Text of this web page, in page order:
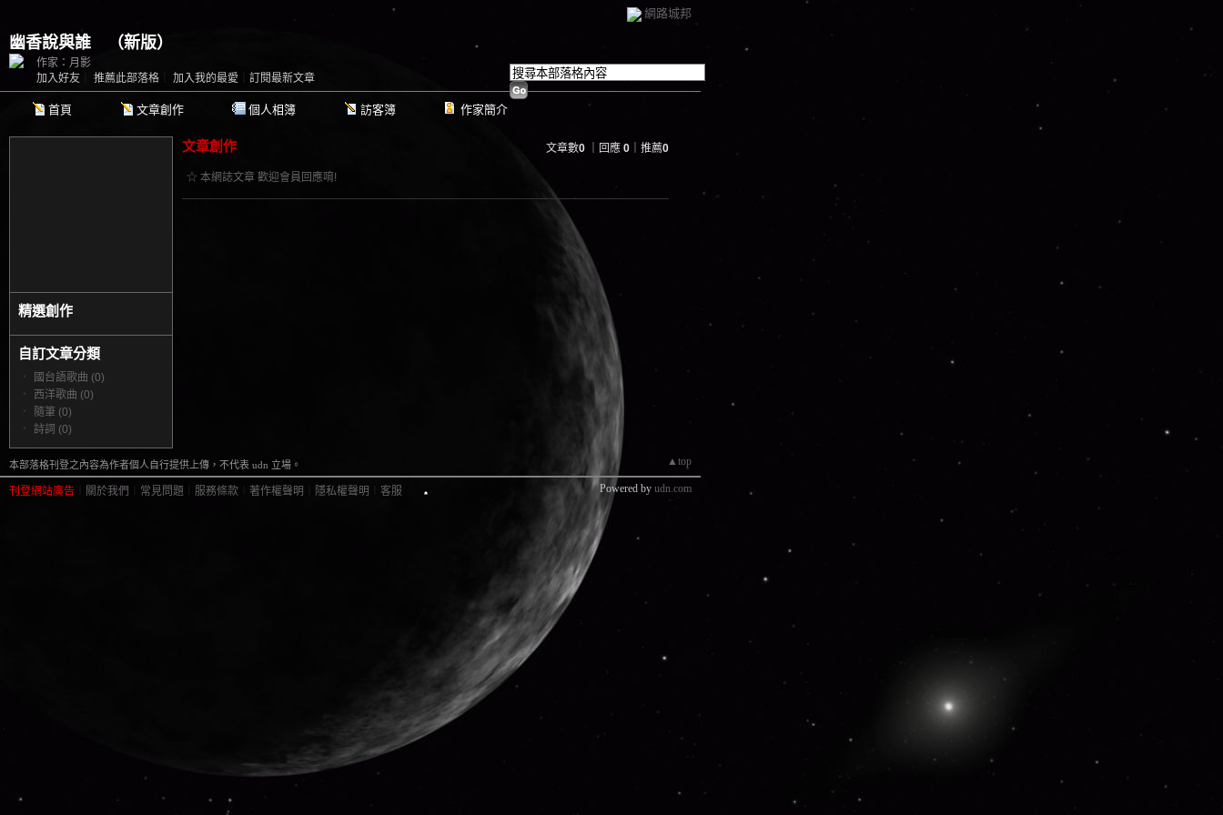
網路城邦
幽香說與誰 （新版）
首頁 文章創作 個人相簿 訪客簿 作家簡介
加入好友 推薦此部落格 加入我的最愛 訂閱最新文章
作家：月影
精選創作
自訂文章分類
‧
國台語歌曲 (0)
‧
西洋歌曲 (0)
‧
隨筆 (0)
‧
詩詞 (0)
文章創作 文章數0 ｜回應 0 ｜推薦0
☆ 本網誌文章 歡迎會員回應唷!
▲top
本部落格刊登之內容為作者個人自行提供上傳，不代表 udn 立場。
刊登網站廣告 關於我們 常見問題 服務條款 著作權聲明 隱私權聲明 客服 Powered by udn.com